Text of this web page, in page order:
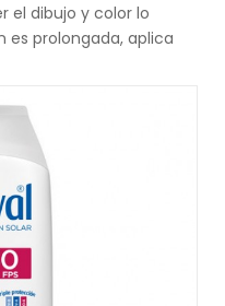
el dibujo y color lo
es prolongada, aplica